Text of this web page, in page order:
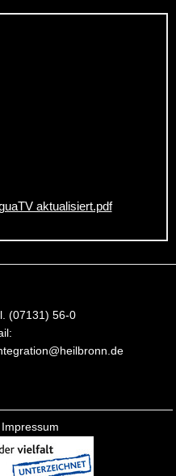
aktualisiert.pdf
(07131) 56-0
Impressum